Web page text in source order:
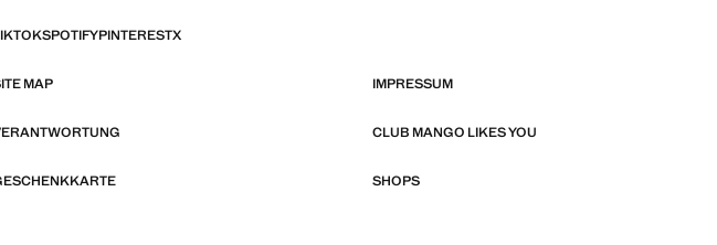
SPOTIFYPINTERESTX
MAP IMPRESSUM
CLUB MANGO LIKES YOU
SHOPS